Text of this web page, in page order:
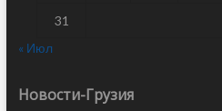
31
« Июл
Новости-Грузия